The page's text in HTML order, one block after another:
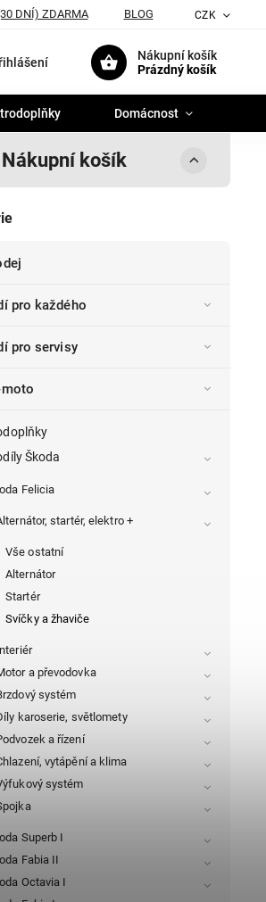
DNÍ) ZDARMA BLOG CZK
Nákupní košík
Prázdný košík
Domácnost
Nákupní košík
pro každého
pro servisy
Škoda
Felicia
startér, elektro +
Vše ostatní
Alternátor
Startér
Svíčky a žhaviče
a převodovka
systém
karoserie, světlomety
a řízení
vytápění a klima
systém
Superb I
Fabia II
Octavia I